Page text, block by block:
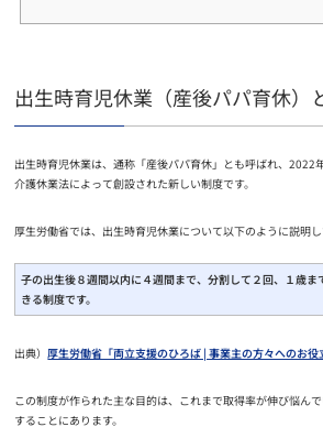
出生時育児休業（産後パパ育休）
出生時育児休業は、通称「産後パパ育休」とも呼ばれ、2022
介護休業法によって創設された新しい制度です。
厚生労働省では、出生時育児休業について以下のように説明し
子の出生後８週間以内に４週間まで、分割して２回、１歳
きる制度です。
出典）厚生労働省「両立支援のひろば | 事業主の方々へのお役
この制度が作られた主な目的は、これまで取得率が伸び悩ん
することにあります。